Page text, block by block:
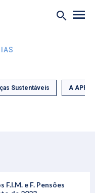
Sustentáveis A
e F. Pensões